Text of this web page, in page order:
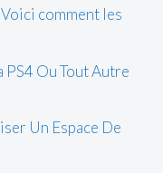
comment les
Ou Tout Autre
Un Espace De